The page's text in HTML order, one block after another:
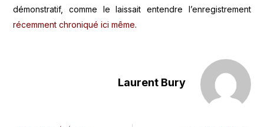
démonstratif, comme le laissait entendre l’enregistrement
récemment chroniqué ici même.
Laurent Bury